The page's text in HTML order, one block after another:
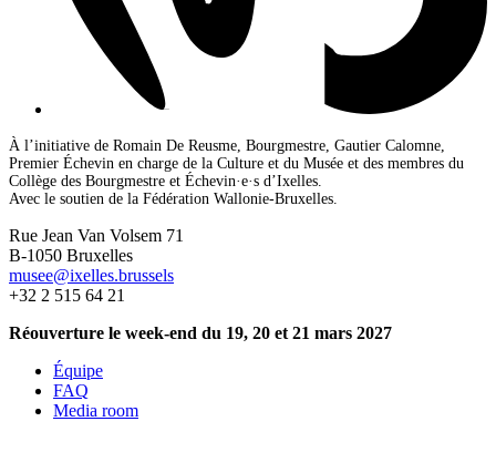
À l’initiative de Romain De Reusme, Bourgmestre, Gautier Calomne,
Premier Échevin en charge de la Culture et du Musée et des membres du
Collège des Bourgmestre et Échevin·e·s d’Ixelles.
Avec le soutien de la Fédération Wallonie-Bruxelles.
Rue Jean Van Volsem 71
B-1050 Bruxelles
musee@ixelles.brussels
+32 2 515 64 21
Réouverture le week-end du 19, 20 et 21 mars 2027
Équipe
FAQ
Media room